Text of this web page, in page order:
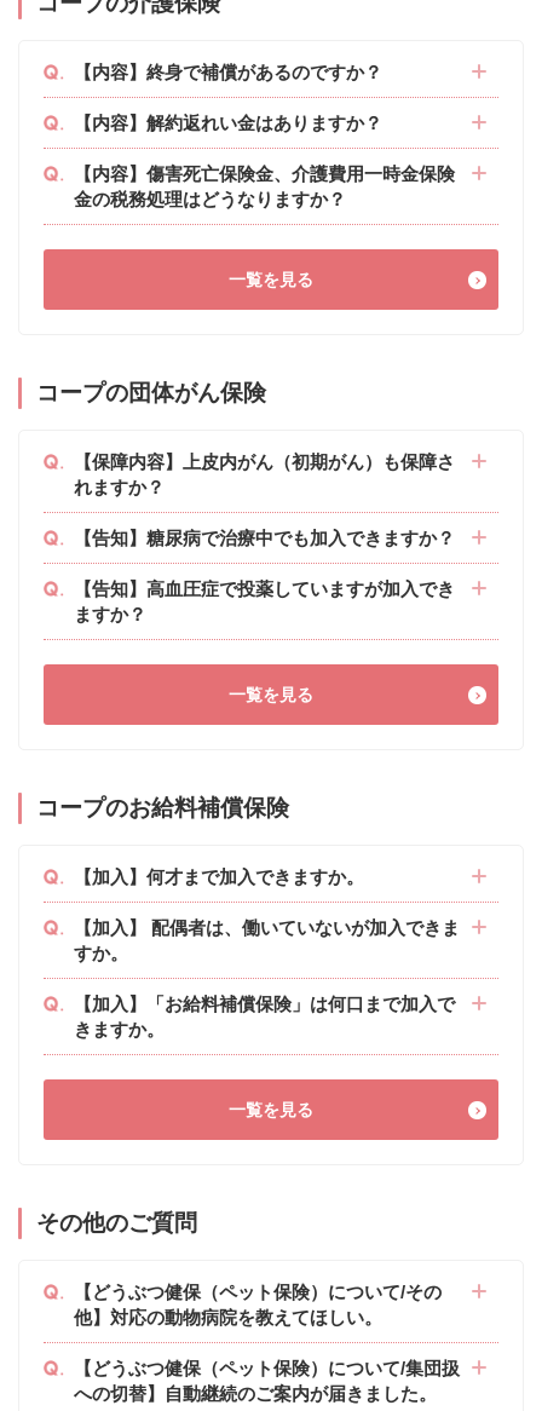
【内容】終身で補償があるのですか？
【内容】解約返れい金はありますか？
【内容】傷害死亡保険金、介護費用一時金保険
金の税務処理はどうなりますか？
一覧を見る
コープの団体がん保険
【保障内容】上皮内がん（初期がん）も保障さ
れますか？
【告知】糖尿病で治療中でも加入できますか？
【告知】高血圧症で投薬していますが加入でき
ますか？
一覧を見る
コープのお給料補償保険
【加入】何才まで加入できますか。
【加入】 配偶者は、働いていないが加入できま
すか。
【加入】「お給料補償保険」は何口まで加入で
きますか。
一覧を見る
その他のご質問
【どうぶつ健保（ペット保険）について/その
他】対応の動物病院を教えてほしい。
【どうぶつ健保（ペット保険）について/集団扱
への切替】自動継続のご案内が届きました。